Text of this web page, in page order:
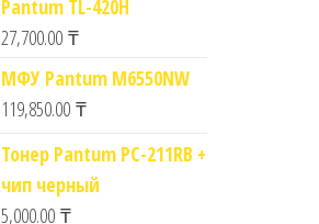
Pantum TL-420H
27,700.00 ₸
МФУ Pantum M6550NW
119,850.00 ₸
Тонер Pantum PC-211RB +
чип черный
5,000.00 ₸